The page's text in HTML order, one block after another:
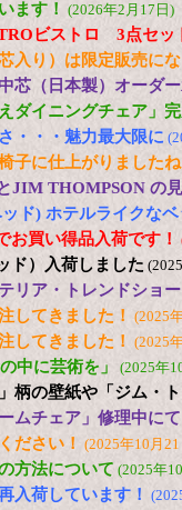
ます！ (2026年2月17日)
ビストロ 3点セッ
入り）は限定販売に
芯（日本製）オーダ
ダイニングチェア」
・・・魅力最大限に
子に仕上がりましたね
JIM THOMPSON の
ド) ホテルライクな
お買い得品入荷です！
ド）入荷しました
リア・トレンドショー
してきました！ (2025
してきました！ (2025
中に芸術を」 (2025年
柄の壁紙や「ジム・
ムチェア」修理中にて
ださい！ (2025年10月
方法について (2025年
入荷しています！